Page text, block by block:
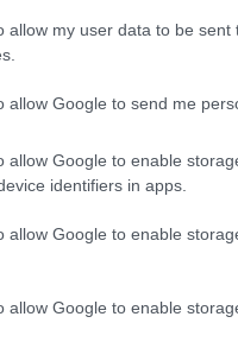
allow my user data to be
allow Google to send me
allow Google to enable
identifiers in apps.
allow Google to enable
allow Google to enable
la hace versátil